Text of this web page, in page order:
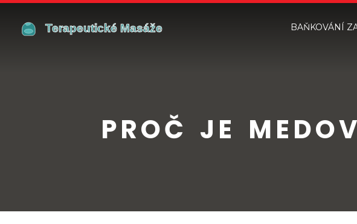
BAŇKOVÁNÍ
PROČ JE